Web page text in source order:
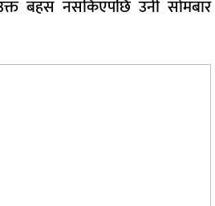
बहस नसकिएपछि उनी सोमबार